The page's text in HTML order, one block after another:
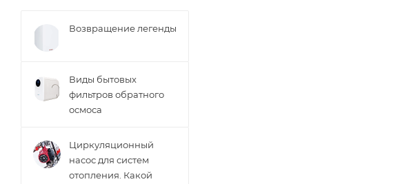
Возвращение легенды
Виды бытовых
фильтров обратного
осмоса
Циркуляционный
насос для систем
отопления. Какой